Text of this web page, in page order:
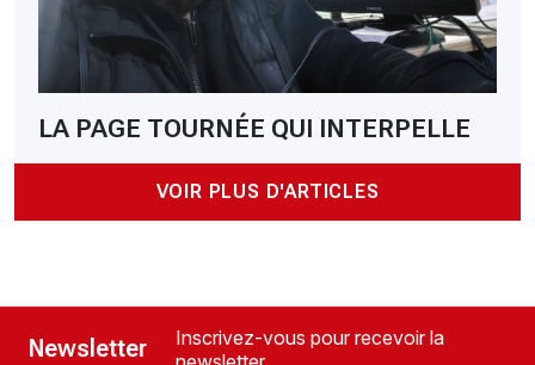
LA PAGE TOURNÉE QUI INTERPELLE
VOIR PLUS D'ARTICLES
Newsletter
Inscrivez-vous pour recevoir la